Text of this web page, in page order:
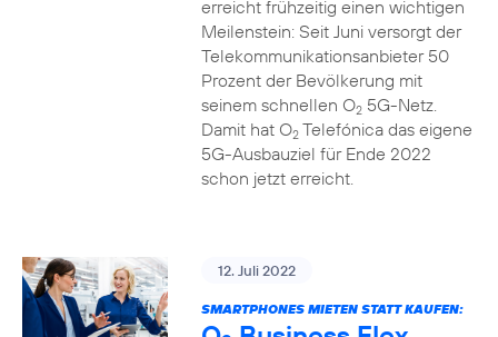
erreicht frühzeitig einen wichtigen
Meilenstein: Seit Juni versorgt der
Telekommunikationsanbieter 50
Prozent der Bevölkerung mit
seinem schnellen O25G-Netz.
Damit hat O2Telefónica das eigene
5G-Ausbauziel für Ende 2022
schon jetzt erreicht.
12. Juli 2022
SMARTPHONES MIETEN STATT KAUFEN: